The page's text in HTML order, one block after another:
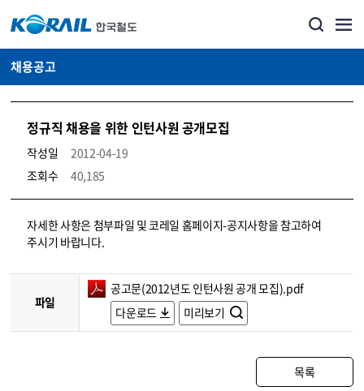
채용공고
정규직 채용을 위한 인턴사원 공개모집
작성일
2012-04-19
조회수
40,185
코레일소개_경영공시_채용공고 상세보기 – 내용, 파일, 담당자 연락처로 구성
자세한 사항은 첨부파일 및 코레일 홈페이지-공지사항을 참고하여
주시기 바랍니다.
파일
공고문(2012년도 인턴사원 공개 모집).pdf
다운로드
미리보기
목록